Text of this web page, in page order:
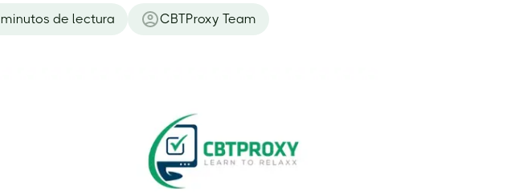
minutos de lectura CBTProxy Team